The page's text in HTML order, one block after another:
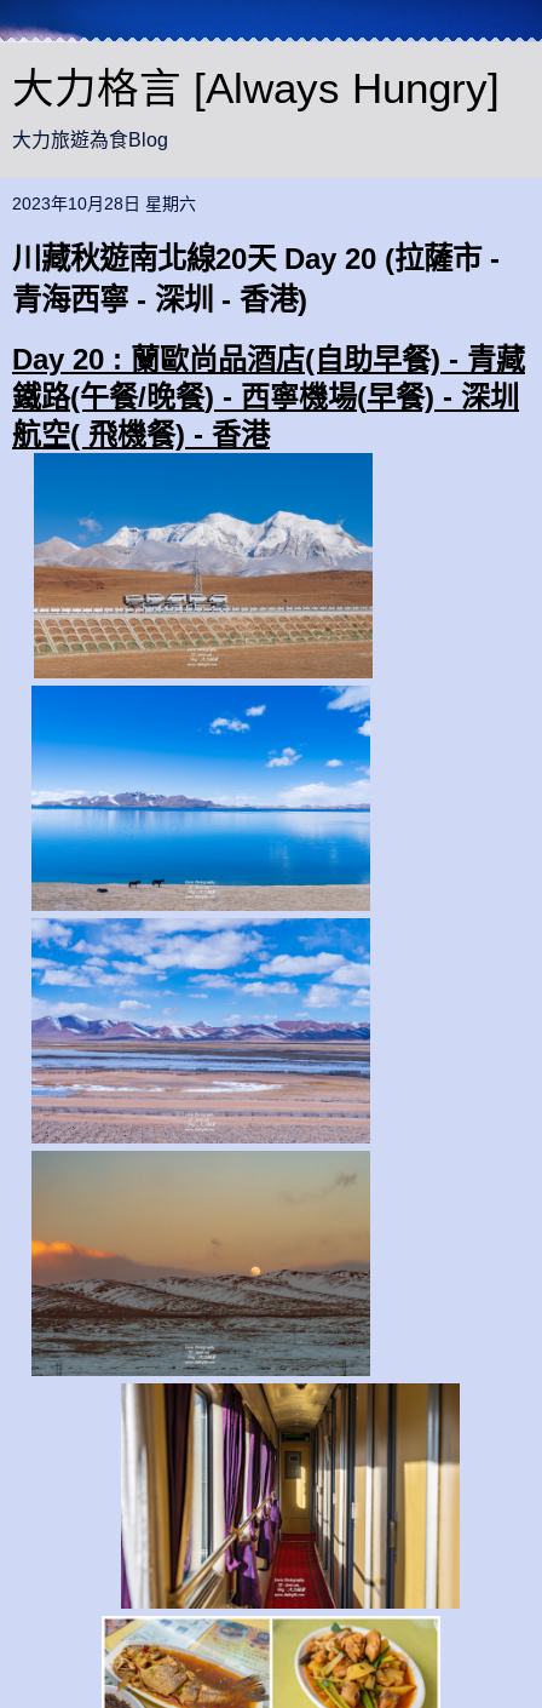
大力格言 [Always Hungry]
大力旅遊為食Blog
2023年10月28日 星期六
川藏秋遊南北線20天 Day 20 (拉薩市 -
青海西寧 - 深圳 - 香港)
Day 20 : 蘭歐尚品酒店(自助早餐) - 青藏
鐵路(午餐/晚餐) - 西寧機場(早餐) - 深圳
航空( 飛機餐) - 香港